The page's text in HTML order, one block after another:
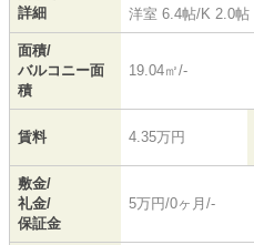
詳細
洋室 6.4帖/K 2.0帖
面積/
バルコニー面
積
19.04㎡/-
賃料 4.35万円
敷金/
礼金/
保証金
5万円/0ヶ月/-